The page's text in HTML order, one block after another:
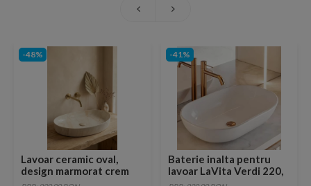
-48%
Lavoar ceramic oval,
design marmorat crem
lucios cu vene aurii,
-41%
Baterie inalta pentru
lavoar LaVita Verdi 220,
fara ventil, brushed